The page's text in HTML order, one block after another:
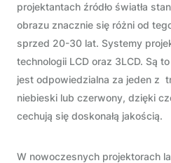
projektantach źródło światła
obrazu znacznie się różni od
sprzed 20-30 lat. Systemy
technologii LCD oraz 3LCD. Są
jest odpowiedzialna za jeden z
niebieski lub czerwony, dzięki
cechują się doskonałą jakością.
W nowoczesnych projektorach